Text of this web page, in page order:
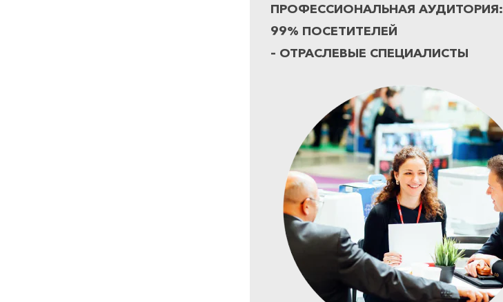
ПРОФЕССИОНАЛЬНАЯ АУДИТОРИЯ:
99% ПОСЕТИТЕЛЕЙ
– ОТРАСЛЕВЫЕ СПЕЦИАЛИСТЫ